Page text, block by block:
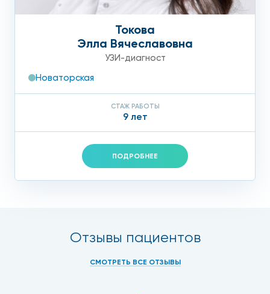
Токова
Элла Вячеславовна
УЗИ-диагност
Новаторская
СТАЖ РАБОТЫ
9 лет
ПОДРОБНЕЕ
Отзывы пациентов
СМОТРЕТЬ ВСЕ ОТЗЫВЫ